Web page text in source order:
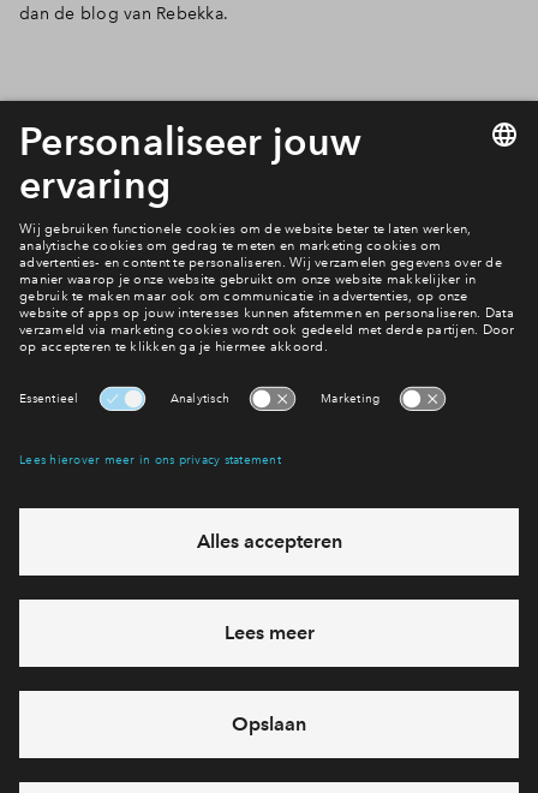
dan de blog van Rebekka.
Nieuwsgierig naar de andere
blogs van Rebekka?
Rebekka van Rij vlogt en blogt over Hoef en Haag.Wil je
meer van Rebekka lezen? Bezoek dan haar
websiteenfacebookpagina.
Interesse? Meld je dan snel aan
eventuele projecten
Ja, ik wil mij aanmelden
Heb je een vraag en wil je direct antwoord? Bel ons op
feestdagen)